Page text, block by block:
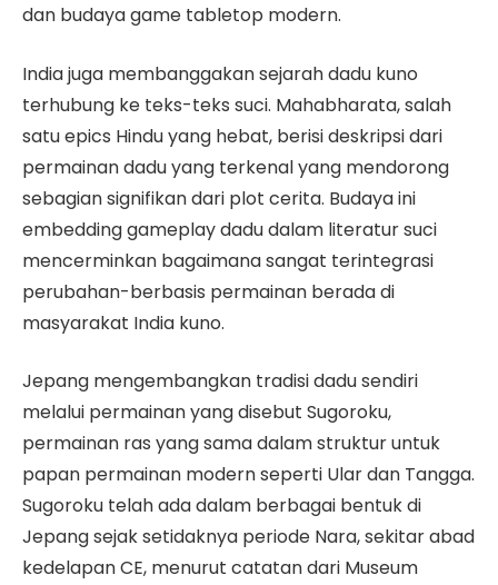
dan budaya game tabletop modern.
India juga membanggakan sejarah dadu kuno
terhubung ke teks-teks suci. Mahabharata, salah
satu epics Hindu yang hebat, berisi deskripsi dari
permainan dadu yang terkenal yang mendorong
sebagian signifikan dari plot cerita. Budaya ini
embedding gameplay dadu dalam literatur suci
mencerminkan bagaimana sangat terintegrasi
perubahan-berbasis permainan berada di
masyarakat India kuno.
Jepang mengembangkan tradisi dadu sendiri
melalui permainan yang disebut Sugoroku,
permainan ras yang sama dalam struktur untuk
papan permainan modern seperti Ular dan Tangga.
Sugoroku telah ada dalam berbagai bentuk di
Jepang sejak setidaknya periode Nara, sekitar abad
kedelapan CE, menurut catatan dari Museum